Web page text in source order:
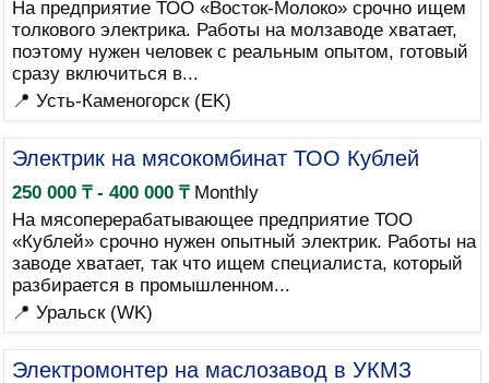
На предприятие ТОО «Восток-Молоко» срочно ищем
толкового электрика. Работы на молзаводе хватает,
поэтому нужен человек с реальным опытом, готовый
сразу включиться в...
📍 Усть-Каменогорск (EK)
Электрик на мясокомбинат ТОО Кублей
250 000 ₸ - 400 000 ₸Monthly
На мясоперерабатывающее предприятие ТОО
«Кублей» срочно нужен опытный электрик. Работы на
заводе хватает, так что ищем специалиста, который
разбирается в промышленном...
📍 Уральск (WK)
Электромонтер на маслозавод в УКМЗ